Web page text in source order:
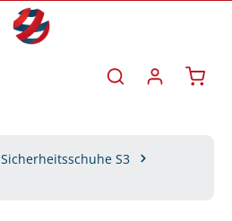
Sicherheitsschuhe S3